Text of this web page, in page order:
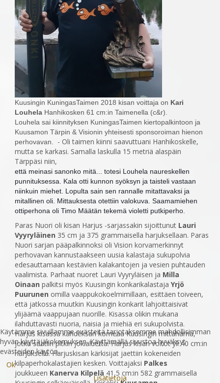
Kuusingin KuningasTaimen 2018 kisan voittaja on Kari
Louhela Hanhikosken 61 cm:in Taimenella (c&r).
Louhela sai kiinnityksen KuningasTaimen kiertopalkintoon ja
Kuusamon Tärpin & Visionin yhteisesti sponsoroiman hienon
perhovavan.
- Oli taimen kiinni saavuttuani Hanhikoskelle,
mutta se karkasi. Samalla laskulla 15 metriä alaspäin
Tärppäsi niin,
että meinasi sanonko mitä... totesi Louhela naureskellen
punnituksessa. Kala otti kunnon syöksyn ja taisteli vastaan
niinkuin miehet. Lopulta sain sen rannalle mitattavaksi ja
mitallinen oli. Mittauksesta otettiin valokuva. Saamamiehen
ottiperhona oli Timo Määtän tekemä violetti putkiperho.
Paras Nuori oli kisan Harjus -sarjassakin sijoittunut Lauri
Vyyryläinen 35 cm ja 375 grammaisella harjuksellaan. Paras
Nuori sarjan pääpalkinnoksi oli Vision korvamerkinnyt
perhovavan kannustaakseen uusia kalastaja sukupolvia
edesauttamaan kestävien kalakantojen ja vesien puhtauden
vaalimista. Parhaat nuoret Lauri Vyyryläisen ja Milla
Oinaan palkitsi myös Kuusingin konkarikalastaja Yrjö
Puurunen omilla vaappukokoelmimillaan, esittäen toiveen,
että jatkossa muutkin Kuusingin konkarit lahjoittaisivat
ylijäämä vaappujaan nuorille. Kisassa olikin mukana
ilahduttavasti nuoria, naisia ja miehiä eri sukupolvista.
Harjus kisassa kahdeksan komeaa Kuusingin mittaharria,
jotka saatiin pitkin jokialuetta. Harjus kisan voitot yli 40 cm:in
harjuksella. Harjuskisan kärkisijat jaettiin kokeneiden
kilpaperhokalastajien kesken. Voittajaksi Palkes
joukkueen Kanerva Kilpelä 41,5 cm:in 582 grammaisella
Käytämme sivuillamme evästeitä tarjotaksemme mahdollisimman
hyvän käyttäjäkokemuksen. Käyttämällä sivustoa hyväksyt
evästeiden käytön.
Ok
Lisätietoja